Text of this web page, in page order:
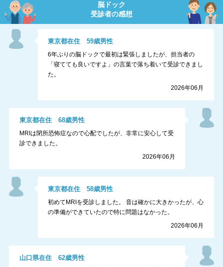
脳ドック
受診者の感想
東京都在住59歳男性
6年ぶりの脳ドックで最初は緊張しましたが、担当者の
「寝てても良いですよ」の言葉で落ち着いて受診できまし
た。
2026年06月
東京都在住 68歳男性
MRIは閉所恐怖症なので心配でしたが、非常に安心して受
診できました。
2026年06月
東京都在住58歳男性
初めてMRIを受診しました。 音は確かに大きかったが、心
の準備ができていたので特に問題はなかった。
2026年06月
山口県在住 62歳男性